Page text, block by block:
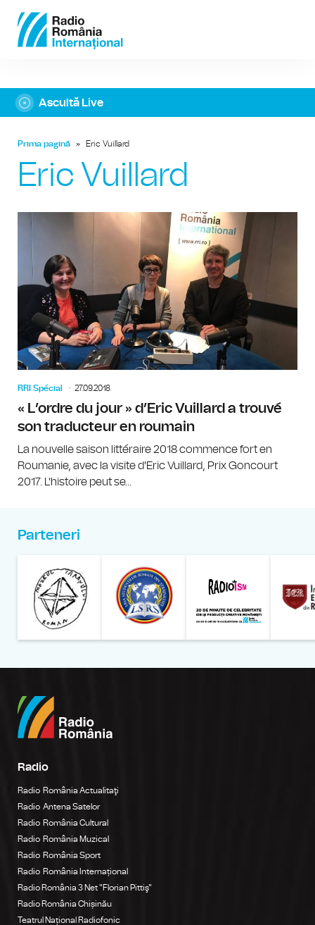
Ascultă Live
Prima pagină » Eric Vuillard
Eric Vuillard
RRI Spécial 27.09.2018
« L’ordre du jour » d’Eric Vuillard a trouvé
son traducteur en roumain
La nouvelle saison littéraire 2018 commence fort en
Roumanie, avec la visite d'Eric Vuillard, Prix Goncourt
2017. L'histoire peut se...
Parteneri
Radio
Radio România Actualitaţi
Radio Antena Satelor
Radio România Cultural
Radio România Muzical
Radio România Sport
Radio România Internațional
Radio România 3 Net "Florian Pittiş"
Radio România Chișinău
Teatrul Național Radiofonic